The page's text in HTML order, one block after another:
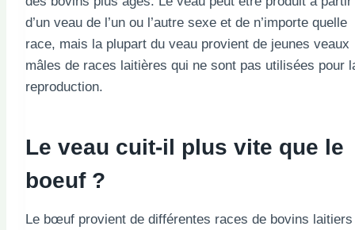
d’un veau de l’un ou l’autre sexe et de n’importe quelle
race, mais la plupart du veau provient de jeunes veaux
mâles de races laitières qui ne sont pas utilisées pour
reproduction.
Le veau cuit-il plus vite que le
boeuf ?
Le bœuf provient de différentes races de bovins